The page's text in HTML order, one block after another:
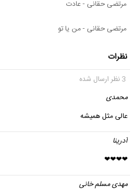
مرتضی حقانی - عادت
مرتضی حقانی - من یا تو
نظرات
3 نظر ارسال شده
محمدی
عالی مثل همیشه
آدرینا
❤❤❤❤
مهدی مسلم خانی